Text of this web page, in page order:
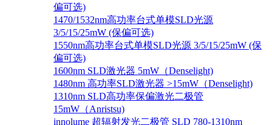
偏可选)
1470/1532nm高功率台式单模SLD光源
3/5/15/25mW (保偏可选)
1550nm高功率台式单模SLD光源 3/5/15/25mW (保
偏可选)
1600nm SLD激光器 5mW（Denselight)
1480nm 高功率SLD激光器 >15mW（Denselight)
1310nm SLD高功率保偏激光二极管
15mW（Anristsu)
innolume 超辐射发光二极管 SLD 780-1310nm